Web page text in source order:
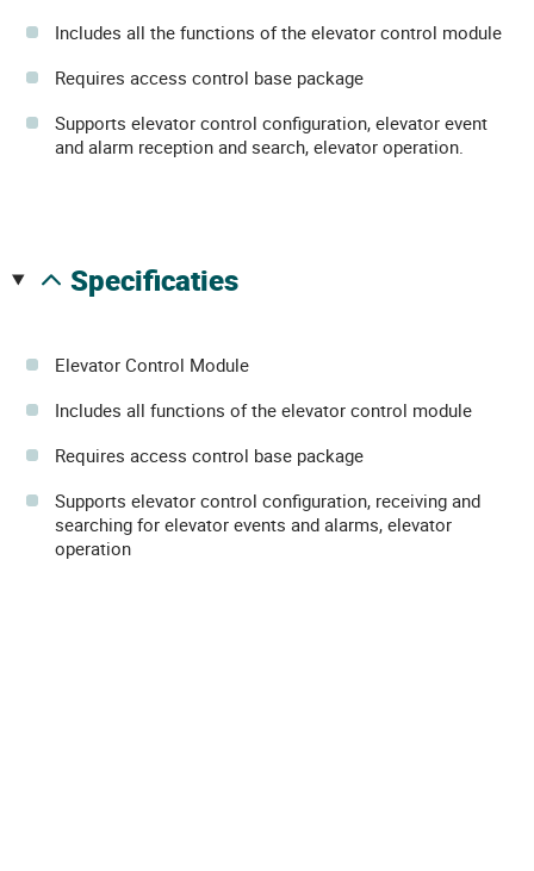
Includes all the functions of the elevator control module
Requires access control base package
Supports elevator control configuration, elevator event
and alarm reception and search, elevator operation.
specificaties
Elevator Control Module
Includes all functions of the elevator control module
Requires access control base package
Supports elevator control configuration, receiving and
searching for elevator events and alarms, elevator
operation